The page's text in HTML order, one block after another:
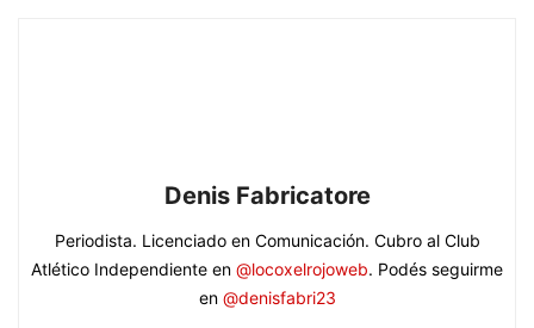
Denis Fabricatore
Periodista. Licenciado en Comunicación. Cubro al Club
Atlético Independiente en @locoxelrojoweb. Podés seguirme
en @denisfabri23